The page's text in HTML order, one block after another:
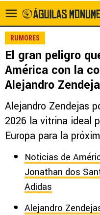
RUMORES
El gran peligro
América con la
Alejandro
Alejandro Zendejas
2026 la vitrina ideal
Europa para la
Noticias de
Jonathan dos
Adidas
Alejandro